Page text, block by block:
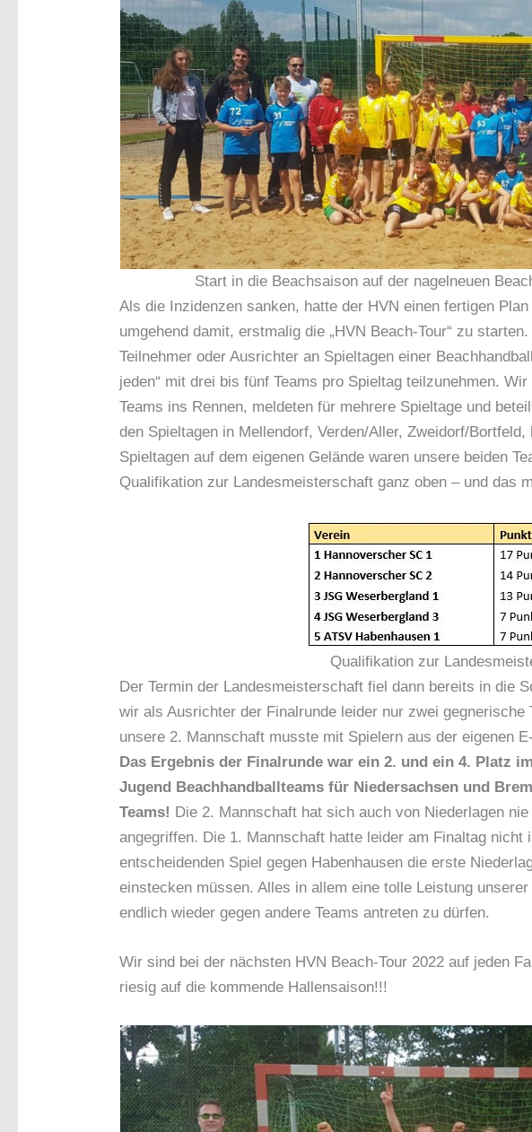
Start in die Beachsaison auf der nagelneuen
Als die Inzidenzen sanken, hatte der HVN einen fertigen
umgehend damit, erstmalig die „HVN Beach-Tour“ zu
Teilnehmer oder Ausrichter an Spieltagen einer
jeden“ mit drei bis fünf Teams pro Spieltag teilzunehmen.
Teams ins Rennen, meldeten für mehrere Spieltage und
den Spieltagen in Mellendorf, Verden/Aller, Zweidorf/
Spieltagen auf dem eigenen Gelände waren unsere beiden
Qualifikation zur Landesmeisterschaft ganz oben – und das
Qualifikation zur
Der Termin der Landesmeisterschaft fiel dann bereits in die
wir als Ausrichter der Finalrunde leider nur zwei gegnerische
unsere 2. Mannschaft musste mit Spielern aus der eigenen
Das Ergebnis der Finalrunde war ein 2. und ein 4. Platz
Jugend Beachhandballteams für Niedersachsen und
Teams! Die 2. Mannschaft hat sich auch von Niederlagen
angegriffen. Die 1. Mannschaft hatte leider am Finaltag nicht
entscheidenden Spiel gegen Habenhausen die erste
einstecken müssen. Alles in allem eine tolle Leistung
endlich wieder gegen andere Teams antreten zu dürfen.
Wir sind bei der nächsten HVN Beach-Tour 2022 auf jeden
riesig auf die kommende Hallensaison!!!